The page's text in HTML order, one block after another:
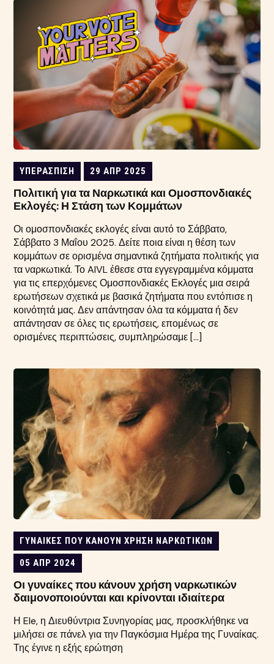
ΥΠΕΡΆΣΠΙΣΗ 29 ΑΠΡ 2025
Πολιτική για τα Ναρκωτικά και Ομοσπονδιακές
Εκλογές: Η Στάση των Κομμάτων
Οι ομοσπονδιακές εκλογές είναι αυτό το Σάββατο,
Σάββατο 3 Μαΐου 2025. Δείτε ποια είναι η θέση των
κομμάτων σε ορισμένα σημαντικά ζητήματα πολιτικής για
τα ναρκωτικά. Το AIVL έθεσε στα εγγεγραμμένα κόμματα
για τις επερχόμενες Ομοσπονδιακές Εκλογές μια σειρά
ερωτήσεων σχετικά με βασικά ζητήματα που εντόπισε η
κοινότητά μας. Δεν απάντησαν όλα τα κόμματα ή δεν
απάντησαν σε όλες τις ερωτήσεις, επομένως σε
ορισμένες περιπτώσεις, συμπληρώσαμε […]
ΓΥΝΑΊΚΕΣ ΠΟΥ ΚΆΝΟΥΝ ΧΡΉΣΗ ΝΑΡΚΩΤΙΚΏΝ
05 ΑΠΡ 2024
Οι γυναίκες που κάνουν χρήση ναρκωτικών
δαιμονοποιούνται και κρίνονται ιδιαίτερα
Η Ele, η Διευθύντρια Συνηγορίας μας, προσκλήθηκε να
μιλήσει σε πάνελ για την Παγκόσμια Ημέρα της Γυναίκας.
Της έγινε η εξής ερώτηση